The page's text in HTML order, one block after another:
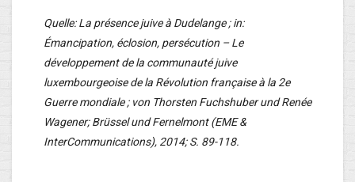
Quelle: La présence juive à Dudelange ; in:
Émancipation, éclosion, persécution – Le
développement de la communauté juive
luxembourgeoise de la Révolution française à la 2e
Guerre mondiale ; von Thorsten Fuchshuber und Renée
Wagener; Brüssel und Fernelmont (EME &
InterCommunications), 2014; S. 89-118.